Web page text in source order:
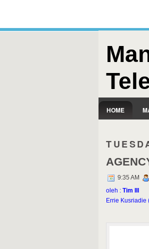
HOME
9:35 AM
oleh : Tim III
Errie Kusriadie